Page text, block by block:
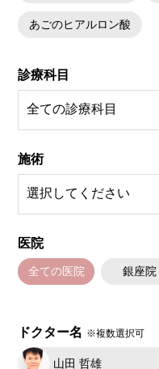
あごのヒアルロン酸
診療科目
施術
医院
全ての医院 銀座院
ドクター名 ※複数選択可
山田 哲雄